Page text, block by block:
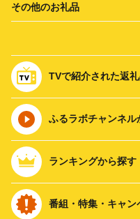
その他のお礼品
TVで紹介された返
ふるラボチャンネル
ランキングから探す
番組・特集・キャン